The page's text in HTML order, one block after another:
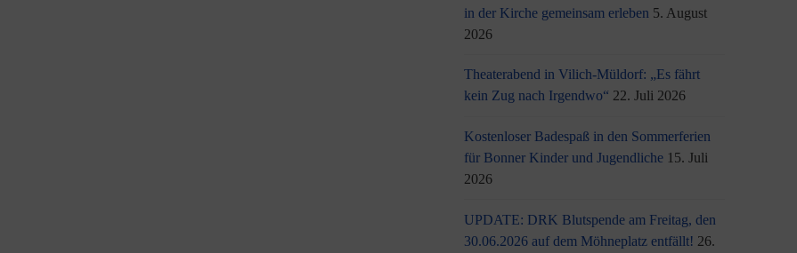
in der Kirche gemeinsam erleben 5. August
2026
Theaterabend in Vilich-Müldorf: „Es fährt
kein Zug nach Irgendwo“ 22. Juli 2026
Kostenloser Badespaß in den Sommerferien
für Bonner Kinder und Jugendliche 15. Juli
2026
UPDATE: DRK Blutspende am Freitag, den
30.06.2026 auf dem Möhneplatz entfällt! 26.